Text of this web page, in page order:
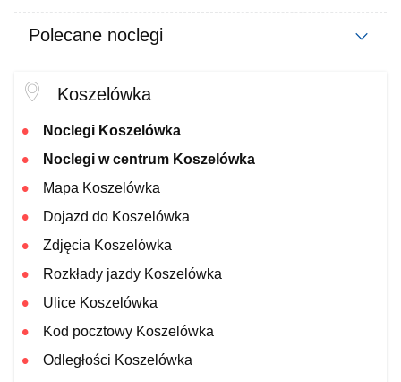
Polecane noclegi
Koszelówka
Noclegi Koszelówka
Noclegi w centrum Koszelówka
Mapa Koszelówka
Dojazd do Koszelówka
Zdjęcia Koszelówka
Rozkłady jazdy Koszelówka
Ulice Koszelówka
Kod pocztowy Koszelówka
Odległości Koszelówka